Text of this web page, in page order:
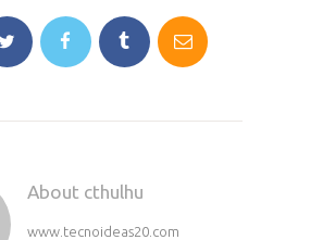
About cthulhu
www.tecnoideas20.com